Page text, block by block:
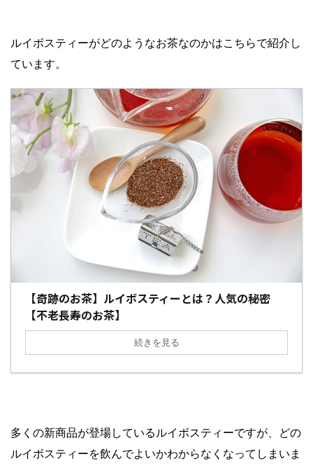
ルイボスティーがどのようなお茶なのかはこちらで紹介し
ています。
【奇跡のお茶】ルイボスティーとは？人気の秘密
【不老長寿のお茶】
続きを見る
多くの新商品が登場しているルイボスティーですが、どの
ルイボスティーを飲んでよいかわからなくなってしまいま